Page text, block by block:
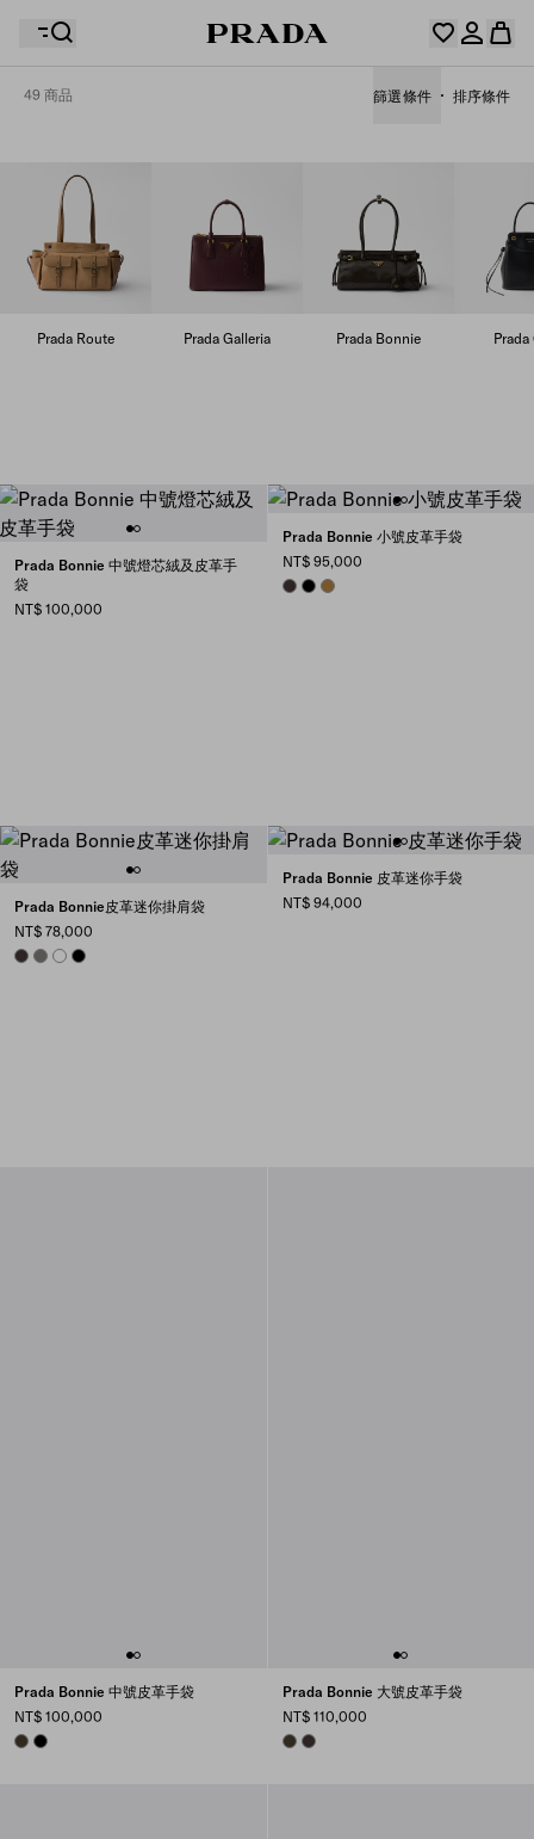
您的購物袋是空的
49 商品 篩選條件 排序條件
Prada Route Prada Galleria Prada Bonnie Prada
Prada Bonnie 中號燈芯絨及皮革手
袋
NT$ 100,000
Prada Bonnie 小號皮革手袋
NT$ 95,000
DARK BROWN
BLACKCAMEO
Prada Bonnie皮革迷你掛肩袋
NT$ 78,000
DARK BROWN
PEWTER
WHITEBLACK
Prada Bonnie 皮革迷你手袋
NT$ 94,000
Prada Bonnie 中號皮革手袋
NT$ 100,000
FORESTBLACK
Prada Bonnie 大號皮革手袋
NT$ 110,000
FORESTDARK BROWN